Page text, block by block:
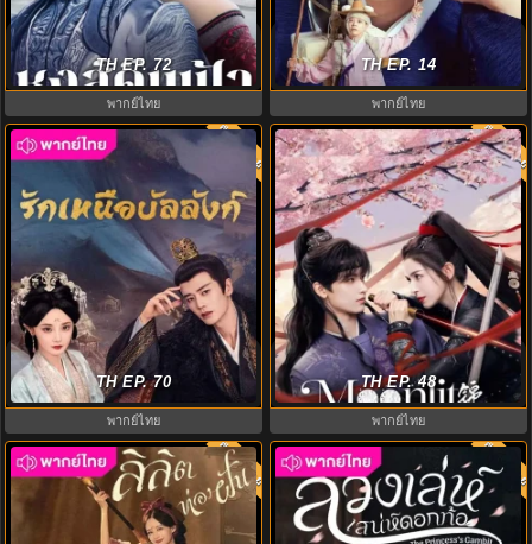
หงส์คืนฟ้า (2020) Renascence
พากย์ไทย EP.1-36 (จบ)
TH EP. 72
พากย์ไทย
เงาจันทร์สลับร่าง (2025) Moon
River พากย์ไทย EP.1-14 (จบ)
TH EP. 14
พากย์ไทย
รักเหนือบัลลังก์ (2025) Love &
Crown พากย์ไทย EP.1-37 (จบ)
8.0 พากย์ไทย
TH EP. 70
พากย์ไทย
Moonlit Order ซับไทย (2025) เล่ห์รัก
ลวงราชวงศ์ EP.1-24 (จบ)
8.0 พากย์ไทย
TH EP. 48
พากย์ไทย
8.0 พากย์ไทย 8.0 พากย์ไทย